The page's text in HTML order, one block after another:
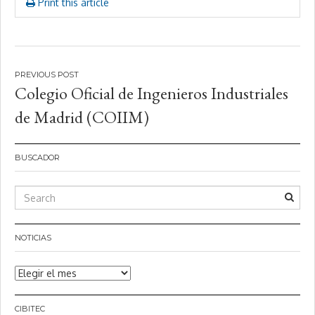
Print this article
Navegación
de
entradas
Colegio Oficial de Ingenieros Industriales
de Madrid (COIIM)
BUSCADOR
NOTICIAS
Noticias
CIBITEC